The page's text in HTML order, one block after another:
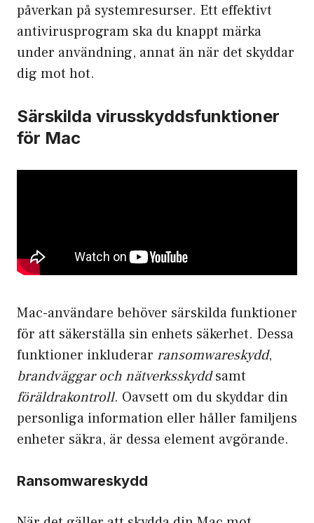
påverkan på systemresurser. Ett effektivt
antivirusprogram ska du knappt märka
under användning, annat än när det skyddar
dig mot hot.
Särskilda virusskyddsfunktioner
för Mac
Mac-användare behöver särskilda funktioner
för att säkerställa sin enhets säkerhet. Dessa
funktioner inkluderar ransomwareskydd,
brandväggar och nätverksskyddsamt
föräldrakontroll. Oavsett om du skyddar din
personliga information eller håller familjens
enheter säkra, är dessa element avgörande.
Ransomwareskydd